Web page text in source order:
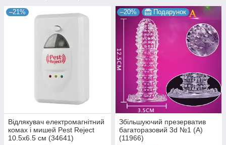
–21%
Відлякувач електромагнітний
комах і мишей Pest Reject
10.5х6.5 см (34641)
–20% Подарунок
Збільшуючий презерватив
багаторазовий 3d №1 (А)
(11966)